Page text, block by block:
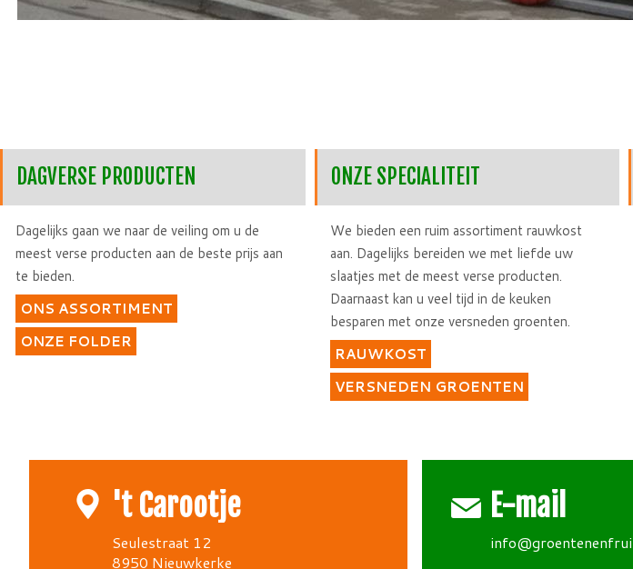
DAGVERSE PRODUCTEN
Dagelijks gaan we naar de veiling om u de
meest verse producten aan de beste prijs aan
te bieden.
ONS ASSORTIMENT
ONZE FOLDER
ONZE SPECIALITEIT
We bieden een ruim assortiment rauwkost
aan. Dagelijks bereiden we met liefde uw
slaatjes met de meest verse producten.
Daarnaast kan u veel tijd in de keuken
besparen met onze versneden groenten.
RAUWKOST
VERSNEDEN GROENTEN
't Carootje
Seulestraat 12
8950 Nieuwkerke
E-mail